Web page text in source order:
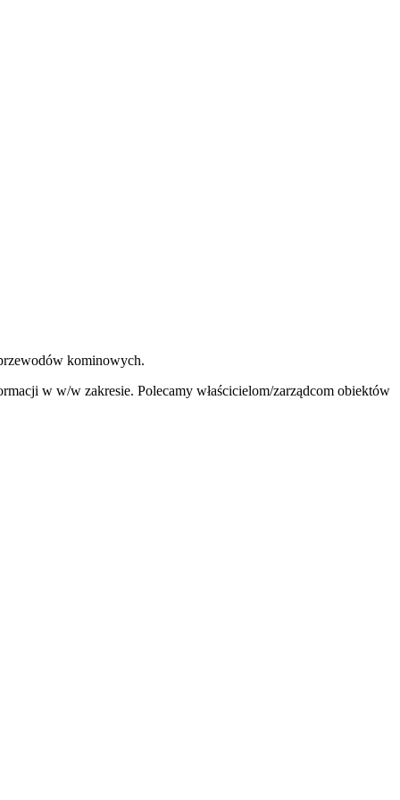
kominowych.
w w/w zakresie. Polecamy właścicielom/zarządcom obiektów